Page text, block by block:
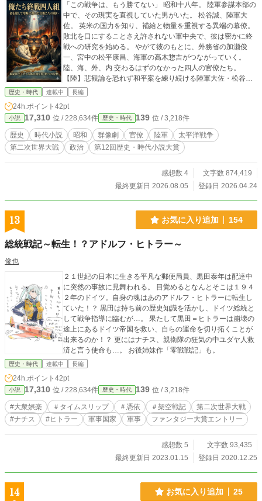
「この戦争は、もう勝てない」 昭和十八年。 陸軍参謀本部の
中で、その現実を直視していた男がいた。 松谷誠、陸軍大
佐。 英米の国力を知り、補給と物量を重視する異端の幕僚。
敗北を口にすることさえ許されない軍中央で、彼は密かに終
戦への研究を始める。 やがて彼のもとに、外務省の加瀬俊
一、宮中の松平康昌、海軍の高木惣吉がつながっていく。
陸、海、外、内 交わるはずのなかった四人の官僚たち。
【陸】悲観論を恐れず和平案を練り続ける陸軍大佐・松谷
誠。 【海】海軍大臣の特命で海軍を善導し、活路を探る海軍
相秘書官・加瀬俊一。 【内】天皇の御意向を汲み、宮中から
静かに策を巡らす内大臣秘書官長・松平康昌。 彼らの敵は、
連合国だけではない。 徹底抗戦を叫ぶ軍部。 和平派を監視す
る憲兵。 敗北を認められない国家の空気そのもの。 どう勝つ
かではない。 どう終わらせ、日本を残すか。 【作品につい
に構成しています。なお、なるべく忠実をベースとしてます
が、演出上、筆者の創作箇所や小説用に再構成している箇所
四人組の一人である高木惣吉氏のご遺族の方に長時間の取材
と貴重な史料のご提供を頂きました。ご協力に心より感謝申
歴史・時代 連載中 長編
24h.ポイント 42pt
小説 17,310 位 / 228,634件 歴史・時代 139 位 / 3,218件
歴史 時代小説 昭和 群像劇 官僚 陸軍
太平洋戦争
第二次世界大戦
政治 第12回歴史・時代小説大賞
感想数 4
文字数 874,419
最終更新日 2026.08.05
登録日 2026.04.24
13 お気に入り追加 154
総統戦記～転生！？アドルフ・ヒトラー～
俊也
２１世紀の日本に生きる平凡な郵便局員、黒田泰年は配達中
に突然の事故に見舞われる。 目覚めるとなんとそこは１９４
２年のドイツ。自身の魂はあのアドルフ・ヒトラーに転生し
ていた！？ 黒田は持ち前の歴史知識を活かし、ドイツ総統と
して戦争指導に臨むが…。 果たして黒田＝ヒトラーは崩壊の
途上にあるドイツ帝国を救い、自らの運命を切り拓くことが
出来るのか！？ 更にはナチス、親衛隊の狂気の中ユダヤ人救
済と言う使命も…。 お後姉妹作「零戦戦記」も。
歴史・時代 連載中 長編
24h.ポイント 42pt
小説 17,310 位 / 228,634件 歴史・時代 139 位 / 3,218件
#大衆娯楽 ＃タイムスリップ ＃憑依 ＃架空戦記
第二次世界大戦
#ナチス
#ヒトラー 軍事国家 軍事 ファンタジー大賞エントリー
感想数 5
文字数 93,435
最終更新日 2023.01.15
登録日 2020.12.25
14 お気に入り追加 25